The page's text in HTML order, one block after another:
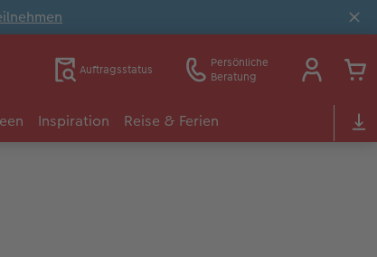
Auftragsstatus
Persönliche
Beratung
Inspiration Reise & Ferien